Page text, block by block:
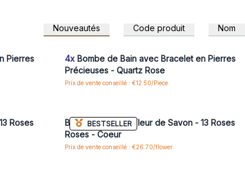
Nouveautés Code produit Nom
Pierres
Connectez-vous ou inscrivez-vous pour accéder
aux prix de gros
4x Bombe de Bain avec Bracelet en Pierres
Précieuses - Quartz Rose
Prix de vente conseillé : €12.50/Piece
Roses
BESTSELLER
Bouquet Cadeau Fleur de Savon - 13 Roses
Roses - Coeur
Prix de vente conseillé : €26.70/flower